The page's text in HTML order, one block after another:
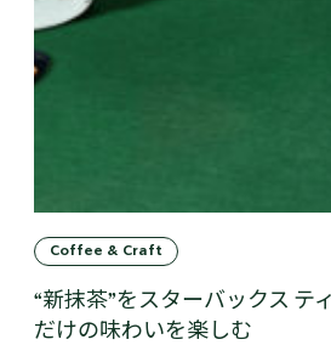
Coffee & Craft
“新抹茶”をスターバックス テ
だけの味わいを楽しむ